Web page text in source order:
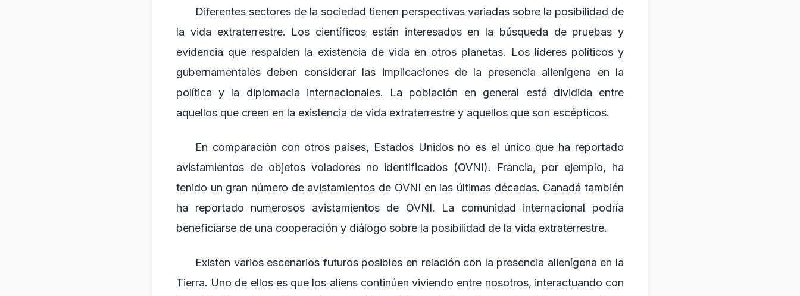
Diferentes sectores de la sociedad tienen perspectivas variadas sobre la posibilidad de
la vida extraterrestre. Los científicos están interesados en la búsqueda de pruebas y
evidencia que respalden la existencia de vida en otros planetas. Los líderes políticos y
gubernamentales deben considerar las implicaciones de la presencia alienígena en la
política y la diplomacia internacionales. La población en general está dividida entre
aquellos que creen en la existencia de vida extraterrestre y aquellos que son escépticos.
En comparación con otros países, Estados Unidos no es el único que ha reportado
avistamientos de objetos voladores no identificados (OVNI). Francia, por ejemplo, ha
tenido un gran número de avistamientos de OVNI en las últimas décadas. Canadá también
ha reportado numerosos avistamientos de OVNI. La comunidad internacional podría
beneficiarse de una cooperación y diálogo sobre la posibilidad de la vida extraterrestre.
Existen varios escenarios futuros posibles en relación con la presencia alienígena en la
Tierra. Uno de ellos es que los aliens continúen viviendo entre nosotros, interactuando con